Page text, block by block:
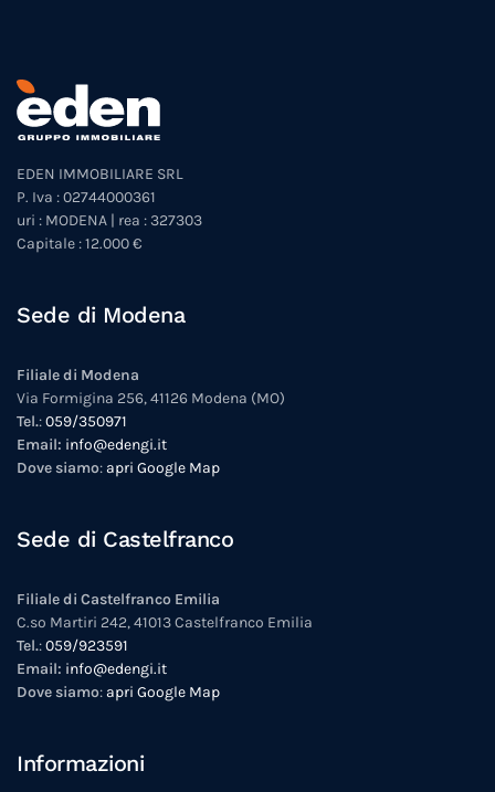
EDEN IMMOBILIARE SRL
P. Iva : 02744000361
uri : MODENA | rea : 327303
Capitale : 12.000 €
Sede di Modena
Filiale di Modena
Via Formigina 256, 41126 Modena (MO)
Tel.:059/350971
Email: info@edengi.it
Dove siamo: apri Google Map
Sede di Castelfranco
Filiale di Castelfranco Emilia
C.so Martiri 242, 41013 Castelfranco Emilia
Tel.:059/923591
Email: info@edengi.it
Dove siamo: apri Google Map
Informazioni